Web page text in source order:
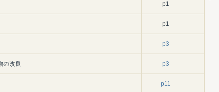
p1
p1
p3
の改良 p3
p11